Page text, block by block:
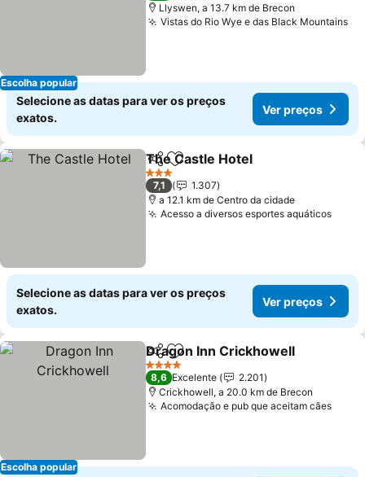
Escolha popular
Llyswen, a 13.7 km de Brecon
Vistas do Rio Wye e das Black Mountains
Selecione as datas para ver os preços
exatos.
Ver preços
PartilharAdicionar aos favoritos
The Castle Hotel
3 Estrelas
7,1
1.307
a 12.1 km de Centro da cidade
Acesso a diversos esportes aquáticos
Selecione as datas para ver os preços
exatos.
Ver preços
Escolha popular
PartilharAdicionar aos favoritos
Dragon Inn Crickhowell
4 Estrelas
8,6 Excelente
2.201
Crickhowell, a 20.0 km de Brecon
Acomodação e pub que aceitam cães